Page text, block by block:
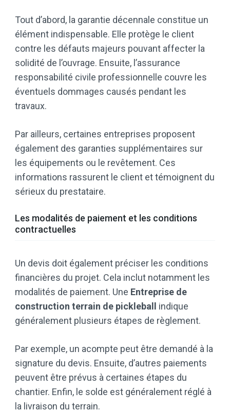
Tout d’abord, la garantie décennale constitue un
élément indispensable. Elle protège le client
contre les défauts majeurs pouvant affecter la
solidité de l’ouvrage. Ensuite, l’assurance
responsabilité civile professionnelle couvre les
éventuels dommages causés pendant les
travaux.
Par ailleurs, certaines entreprises proposent
également des garanties supplémentaires sur
les équipements ou le revêtement. Ces
informations rassurent le client et témoignent du
sérieux du prestataire.
Les modalités de paiement et les conditions
contractuelles
Un devis doit également préciser les conditions
financières du projet. Cela inclut notamment les
modalités de paiement. Une Entreprise de
construction terrain de pickleball indique
généralement plusieurs étapes de règlement.
Par exemple, un acompte peut être demandé à la
signature du devis. Ensuite, d’autres paiements
peuvent être prévus à certaines étapes du
chantier. Enfin, le solde est généralement réglé à
la livraison du terrain.